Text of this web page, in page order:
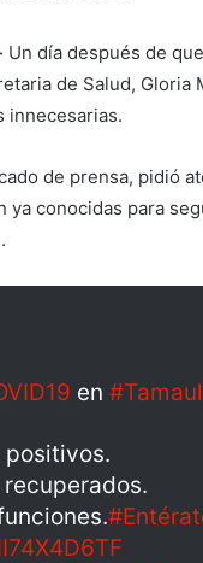
Un día después de
de Salud,
innecesarias.
de prensa, pidió
ya conocidas para
en
positivos.